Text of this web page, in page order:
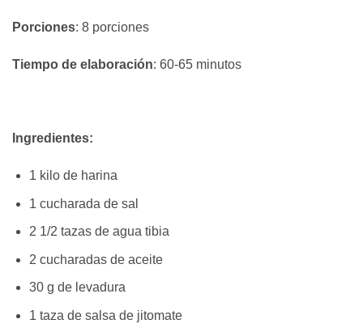
Porciones: 8 porciones
Tiempo de elaboración: 60-65 minutos
Ingredientes:
1 kilo de harina
1 cucharada de sal
2 1/2 tazas de agua tibia
2 cucharadas de aceite
30 g de levadura
1 taza de salsa de jitomate